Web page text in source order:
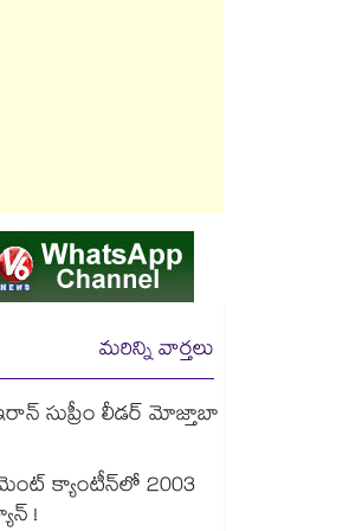
మరిన్ని వార్తలు
సుప్రీం లీడర్ మోజ్తాబా
క్యాంటీన్⁪లో 2003
!